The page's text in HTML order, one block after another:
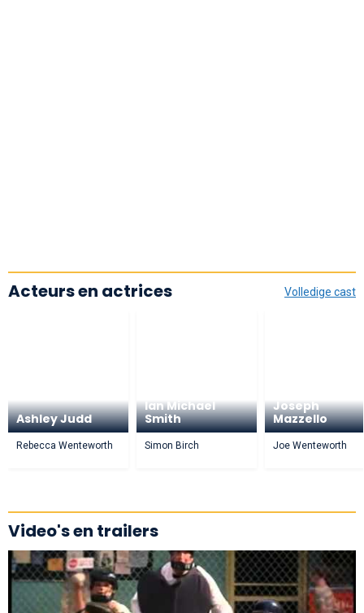
Volledige cast
Acteurs en actrices
Ashley Judd
Rebecca Wenteworth
Ian Michael
Smith
Simon Birch
Joseph
Mazzello
Joe Wenteworth
Video's en trailers